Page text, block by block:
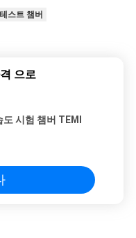
스트 챔버
으로
도 시험 챔버 TEMI